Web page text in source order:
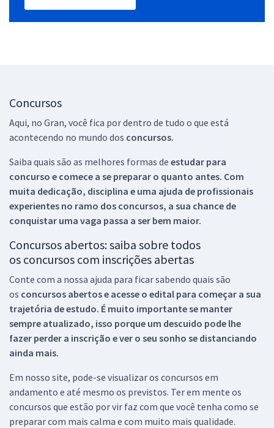
Concursos
Aqui, no Gran, você fica por dentro de tudo o que está
acontecendo no mundo dos concursos.
Saiba quais são as melhores formas de estudar para
concurso e comece a se preparar o quanto antes. Com
muita dedicação, disciplina e uma ajuda de profissionais
experientes no ramo dos concursos, a sua chance de
conquistar uma vaga passa a ser bem maior.
Concursos abertos: saiba sobre todos
os concursos com inscrições abertas
Conte com a nossa ajuda para ficar sabendo quais são
os concursos abertos e acesse o edital para começar a sua
trajetória de estudo. É muito importante se manter
sempre atualizado, isso porque um descuido pode lhe
fazer perder a inscrição e ver o seu sonho se distanciando
ainda mais.
Em nosso site, pode-se visualizar os concursos em
andamento e até mesmo os previstos. Ter em mente os
concursos que estão por vir faz com que você tenha como se
preparar com mais calma e com muito mais qualidade.